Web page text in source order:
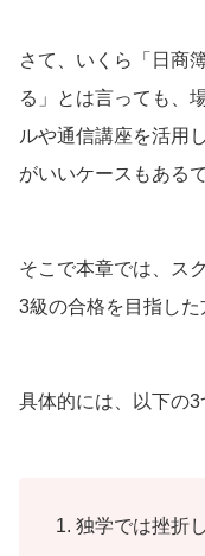
さて、いくら「日商
る」とは言っても、
ルや通信講座を活用
がいいケースもある
そこで本章では、ス
3級の合格を目指した
具体的には、以下の3
独学では挫折